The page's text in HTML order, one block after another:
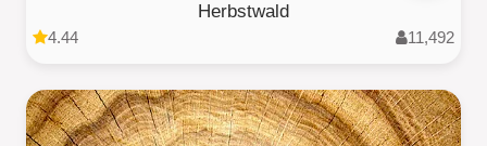
Herbstwald
4.44 11,492